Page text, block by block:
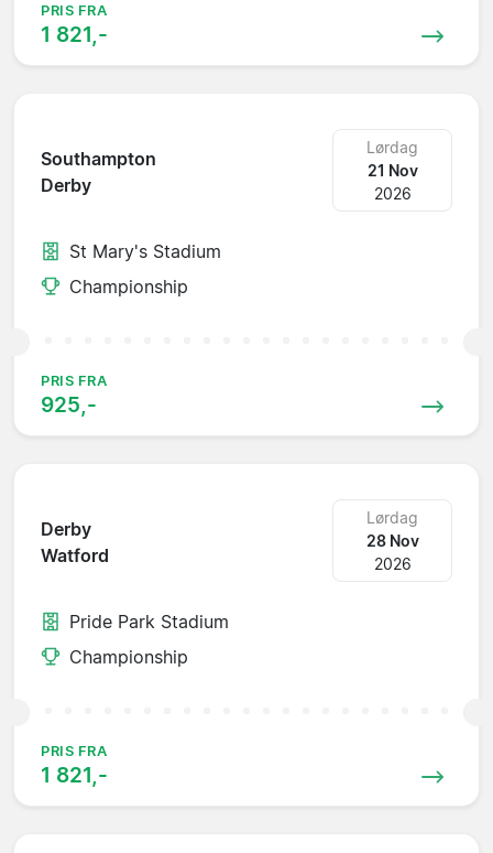
PRIS FRA
1 821,-
Southampton
Derby
Lørdag
21 Nov
2026
St Mary's Stadium
Championship
PRIS FRA
925,-
Derby
Watford
Lørdag
28 Nov
2026
Pride Park Stadium
Championship
PRIS FRA
1 821,-